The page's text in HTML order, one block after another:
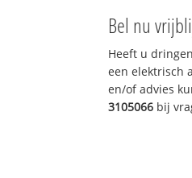
Bel nu
Heeft u
een elektrisch
en/of advies
3105066 bij